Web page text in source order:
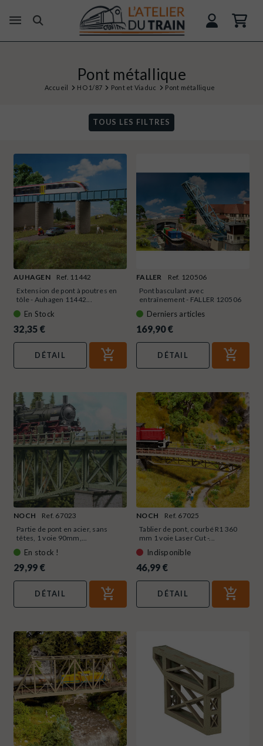
Pont métallique
Accueil HO 1/87 Pont et Viaduc Pont métallique
TOUS LES FILTRES
AUHAGEN
Ref. 11442
Extension de pont à poutres en
tôle - Auhagen 11442...
En Stock
32,35 €
DÉTAIL
FALLER
Ref. 120506
Pont basculant avec
entraînement - FALLER 120506
Derniers articles
169,90 €
DÉTAIL
NOCH
Ref. 67023
Partie de pont en acier, sans
têtes, 1 voie 90mm,...
En stock !
29,99 €
DÉTAIL
NOCH
Ref. 67025
Tablier de pont, courbé R1 360
mm 1 voie Laser Cut -...
Indisponible
46,99 €
DÉTAIL